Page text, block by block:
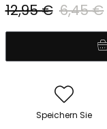
12,95 € 6,45 €
Speichern Sie